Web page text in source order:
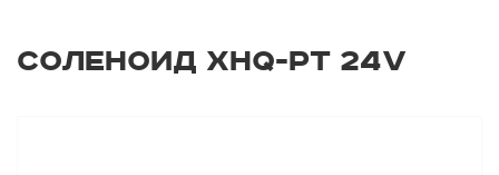
Соленоид XHQ-PT 24V